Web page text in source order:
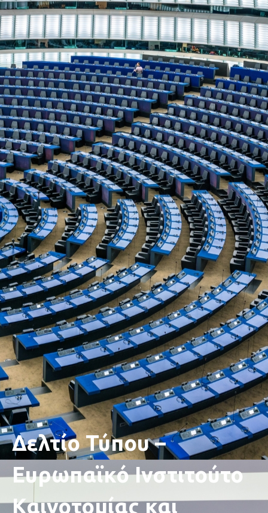
Δελτίο Τύπου –
Ευρωπαϊκό Ινστιτούτο
Καινοτομίας και